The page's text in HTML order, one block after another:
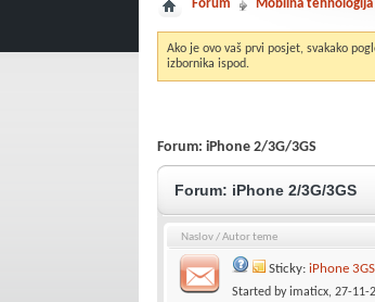
Forum Mobilna tehnologija
Ako je ovo vaš prvi posjet, svakako
izbornika ispod.
Forum: iPhone 2/3G/3GS
Forum: iPhone 2/3G/3GS
Naslov/Autor teme
Sticky: iPhone
Started byimaticx, 27-11-